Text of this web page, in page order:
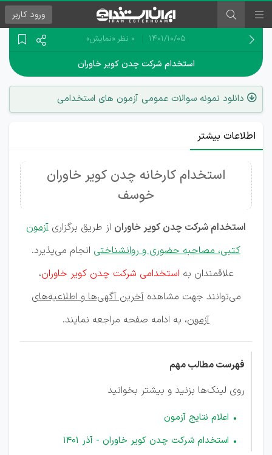
ورود کاربر
۱۴۰۱/۱۰/۰۵ 0 نظر «نمایش»
استخدام شرکت چدن کویر خاوران
دانلود نمونه سوالات عمومی آزمون های استخدامی
اطلاعات بیشتر
استخدام کارخانه چدن کویر خاوران
خوسف
استخدام شرکت چدن کویر خاوران از طریق برگزاری آزمون
کتبی، مصاحبه حضوری و روانشناختی انجام می‌پذیرد.
علاقمندان به استخدامی شرکت چدن کویر خاوران،
می‌توانند جهت مشاهدهآخرین آگهی‌ها و اطلاعیه‌های
آزمون، به ادامه صفحه مراجعه نمایند.
فهرست مطالب مهم
روی لینک‌ها بزنید و بیشتر بخوانید
اعلام نتایج آزمون
استخدام شرکت چدن کویر خاوران - آذر 1401